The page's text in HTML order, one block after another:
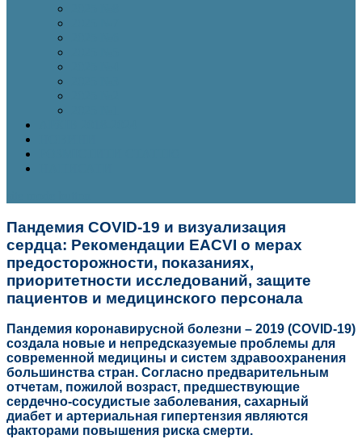
Пандемия COVID-19 и визуализация
сердца: Рекомендации EACVI о мерах
предосторожности, показаниях,
приоритетности исследований, защите
пациентов и медицинского персонала
Пандемия коронавирусной болезни – 2019 (COVID-19)
создала новые и непредсказуемые проблемы для
современной медицины и систем здравоохранения
большинства стран. Согласно предварительным
отчетам, пожилой возраст, предшествующие
сердечно‑сосудистые заболевания, сахарный
диабет и артериальная гипертензия являются
факторами повышения риска смерти.